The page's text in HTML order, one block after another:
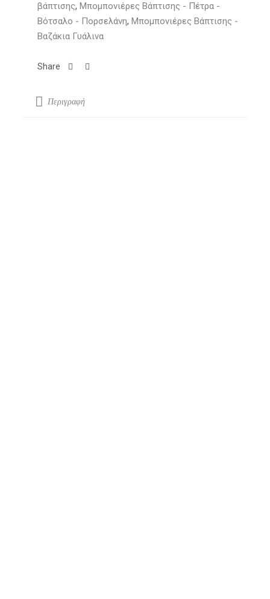
βάπτισης, Μπομπονιέρες Βάπτισης - Πέτρα -
Βότσαλο - Πορσελάνη, Μπομπονιέρες Βάπτισης -
Βαζάκια Γυάλινα
Περιγραφή